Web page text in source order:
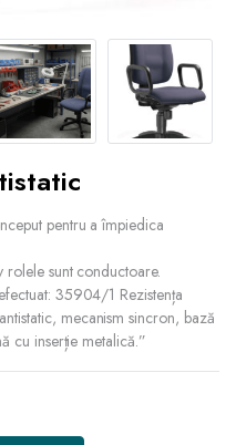
pentru a împiedica
rolele sunt conductoare.
35904/1 Rezistența
mecanism sincron, bază
cu inserție metalică.”